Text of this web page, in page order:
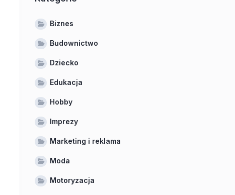
Biznes
Budownictwo
Dziecko
Edukacja
Hobby
Imprezy
Marketing i reklama
Moda
Motoryzacja